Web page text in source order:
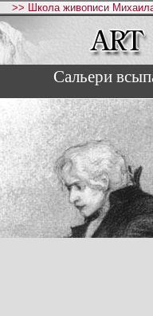
>> Школа живописи
Сальери